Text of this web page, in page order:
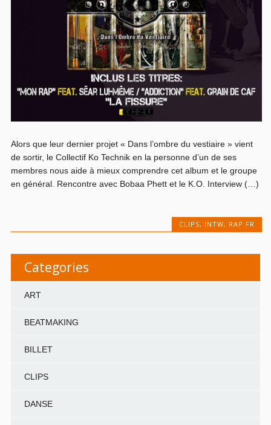
Alors que leur dernier projet « Dans l’ombre du vestiaire » vient
de sortir, le Collectif Ko Technik en la personne d’un de ses
membres nous aide à mieux comprendre cet album et le groupe
en général. Rencontre avec Bobaa Phett et le K.O. Interview (…)
CLIPS, INTW, RAP FR
Categories
ART
BEATMAKING
BILLET
CLIPS
DANSE